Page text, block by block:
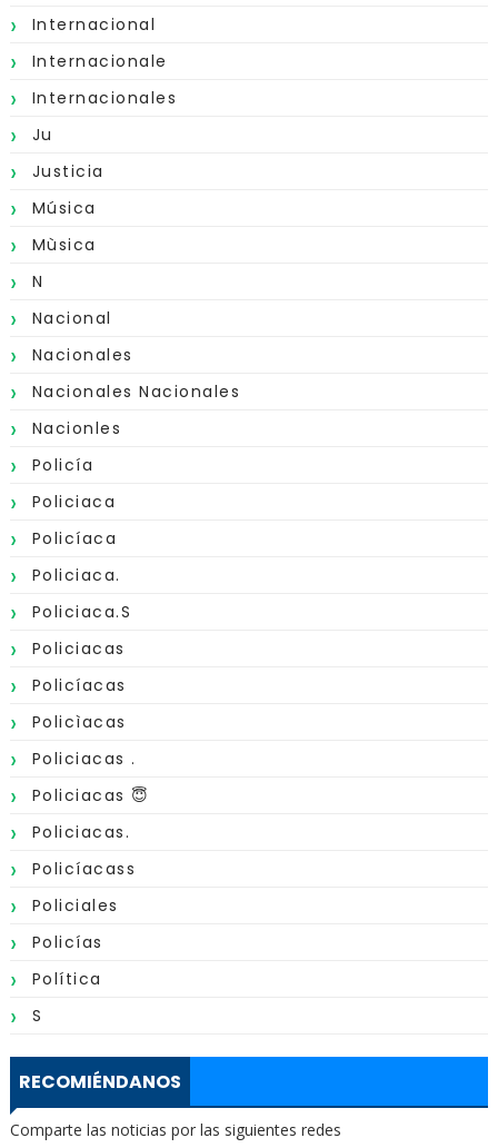
Internacional
Internacionale
Internacionales
Ju
Justicia
Música
Mùsica
N
Nacional
Nacionales
Nacionales Nacionales
Nacionles
Policía
Policiaca
Policíaca
Policiaca.
Policiaca.s
Policiacas
Policíacas
Policìacas
Policiacas .
Policiacas 😇
Policiacas.
Policíacass
Policiales
Policías
Política
S
RECOMIÉNDANOS
Comparte las noticias por las siguientes redes